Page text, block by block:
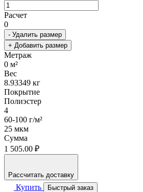
Расчет
0
- Удалить размер
+ Добавить размер
Метраж
0 м²
Вес
8.93349 кг
Покрытие
Полиэстер
4
60-100 г/м²
25 мкм
Сумма
1 505.00 ₽
Рассчитать доставку
Купить Быстрый заказ